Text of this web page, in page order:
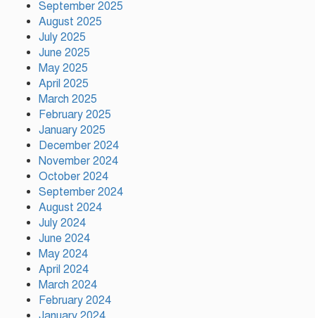
জমিয়ত
দুর্গাপূজায় আসছে সালমার নতুন গান,
রেকর্ড সম্পন্ন
September 2025
August 2025
July 2025
June 2025
May 2025
April 2025
March 2025
February 2025
January 2025
December 2024
November 2024
October 2024
September 2024
August 2024
July 2024
June 2024
May 2024
April 2024
March 2024
February 2024